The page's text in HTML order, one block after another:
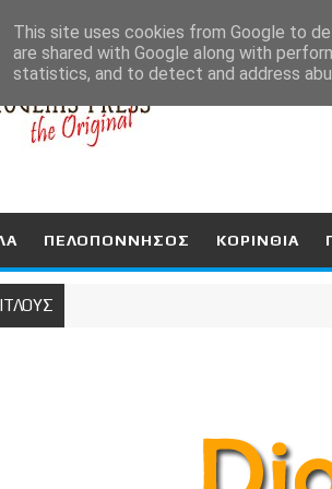
ΠΕΛΟΠΟΝΝΗΣΟΣ ΚΟΡΙΝΘΙΑ
This site uses cookies from Google to
are shared with Google along with
statistics, and to detect and address